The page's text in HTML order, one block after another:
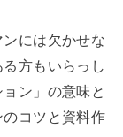
には欠かせな
方もいらっし
ン」の意味と
コツと資料作